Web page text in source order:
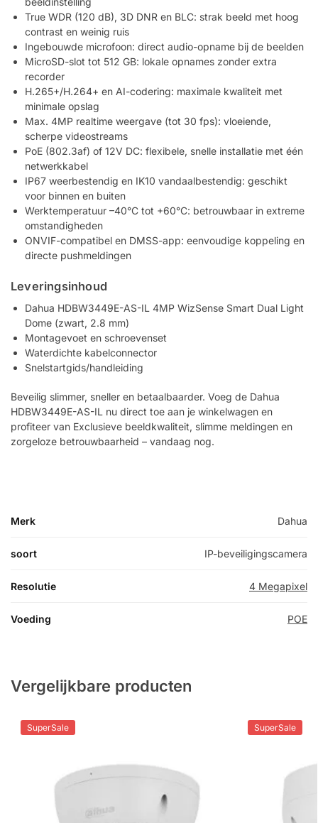
True WDR (120 dB), 3D DNR en BLC: strak beeld met hoog
contrast en weinig ruis
Ingebouwde microfoon: direct audio-opname bij de beelden
MicroSD-slot tot 512 GB: lokale opnames zonder extra
recorder
H.265+/H.264+ en AI-codering: maximale kwaliteit met
minimale opslag
Max. 4MP realtime weergave (tot 30 fps): vloeiende,
scherpe videostreams
PoE (802.3af) of 12V DC: flexibele, snelle installatie met één
netwerkkabel
IP67 weerbestendig en IK10 vandaalbestendig: geschikt
voor binnen en buiten
Werktemperatuur –40°C tot +60°C: betrouwbaar in extreme
omstandigheden
ONVIF-compatibel en DMSS-app: eenvoudige koppeling en
directe pushmeldingen
Leveringsinhoud
Dahua HDBW3449E-AS-IL 4MP WizSense Smart Dual Light
Dome (zwart, 2.8 mm)
Montagevoet en schroevenset
Waterdichte kabelconnector
Snelstartgids/handleiding
Beveilig slimmer, sneller en betaalbaarder. Voeg de Dahua
HDBW3449E-AS-IL nu direct toe aan je winkelwagen en
profiteer van Exclusieve beeldkwaliteit, slimme meldingen en
zorgeloze betrouwbaarheid – vandaag nog.
Merk Dahua
soort IP-beveiligingscamera
Resolutie 4 Megapixel
Voeding POE
Vergelijkbare producten
SuperSale SuperSale